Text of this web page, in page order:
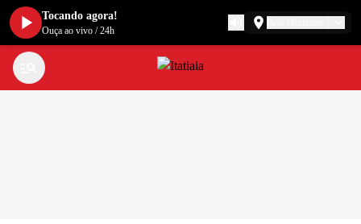
Tocando agora!
Ouça ao vivo /24h